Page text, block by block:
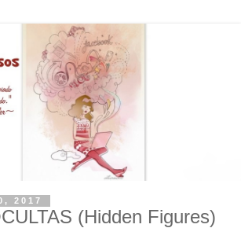
2017
(Hidden Figures)